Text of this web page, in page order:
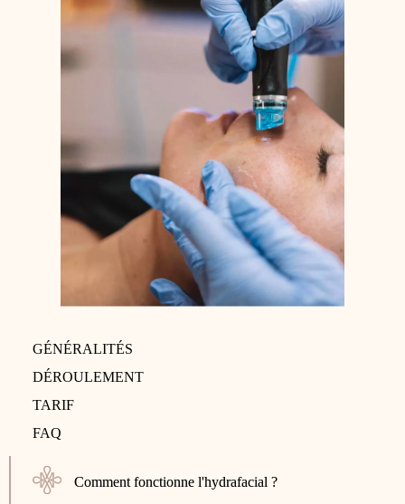
GÉNÉRALITÉS
DÉROULEMENT
TARIF
FAQ
Comment fonctionne l'hydrafacial ?